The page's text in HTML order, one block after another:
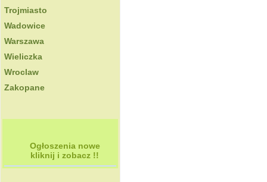
Trojmiasto
Wadowice
Warszawa
Wieliczka
Wroclaw
Zakopane
Ogłoszenia nowe
kliknij i zobacz !!